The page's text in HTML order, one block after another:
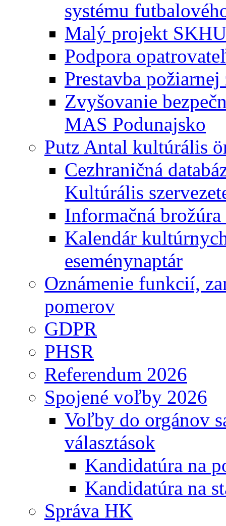
systému
Malý projekt
Podpora
Prestavba
Zvyšovanie
MAS Podunajsko
Putz Antal kultúrális
Cezhraničná
Kultúrális
Informačná
Kalendár
eseménynaptár
Oznámenie funkcií,
pomerov
GDPR
PHSR
Referendum 2026
Spojené voľby 2026
Voľby do orgánov
választások
Kandidatúra na
Kandidatúra na
Správa HK